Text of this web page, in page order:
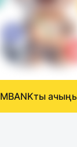
MBANKты